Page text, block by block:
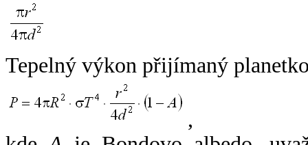
Tepelný výkon přijímaný
,